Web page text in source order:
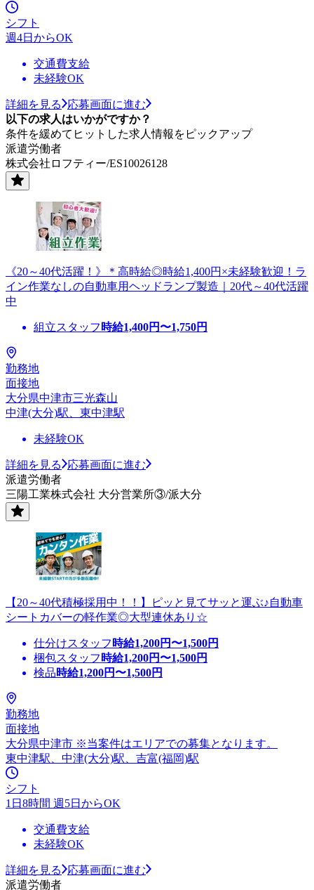
シフト
週4日からOK
交通費支給
未経験OK
詳細を見る
応募画面に進む
以下の求人はいかがですか？
条件を緩めてヒットした求人情報をピックアップ
派遣労働者
株式会社ロフティー/ES10026128
《20～40代活躍！》＊高時給◎時給1,400円×未経験歓迎！ラ
イン作業なしの自動車用ヘッドランプ製造｜20代～40代活躍
中
組立スタッフ 時給1,400円〜1,750円
勤務地
面接地
大分県中津市三光森山
中津(大分)駅、東中津駅
未経験OK
詳細を見る
応募画面に進む
派遣労働者
三陽工業株式会社 大分営業所③/派大分
【20～40代積極採用中！！】ピッと見てサッと運ぶ♪自動車
シートカバーの軽作業◎大型連休あり☆
仕分けスタッフ 時給1,200円〜1,500円
梱包スタッフ 時給1,200円〜1,500円
検品時給1,200円〜1,500円
勤務地
面接地
大分県中津市 ※当案件はエリアでの募集となります。
東中津駅、中津(大分)駅、吉富(福岡)駅
シフト
1日8時間 週5日からOK
交通費支給
未経験OK
詳細を見る
応募画面に進む
派遣労働者